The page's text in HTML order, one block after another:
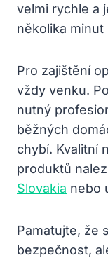
velmi rychle a
několika
Pro zajištění
vždy venku.
nutný
běžných
chybí. Kvalitní
produktů
Slovakia nebo
Pamatujte, že
bezpečnost,